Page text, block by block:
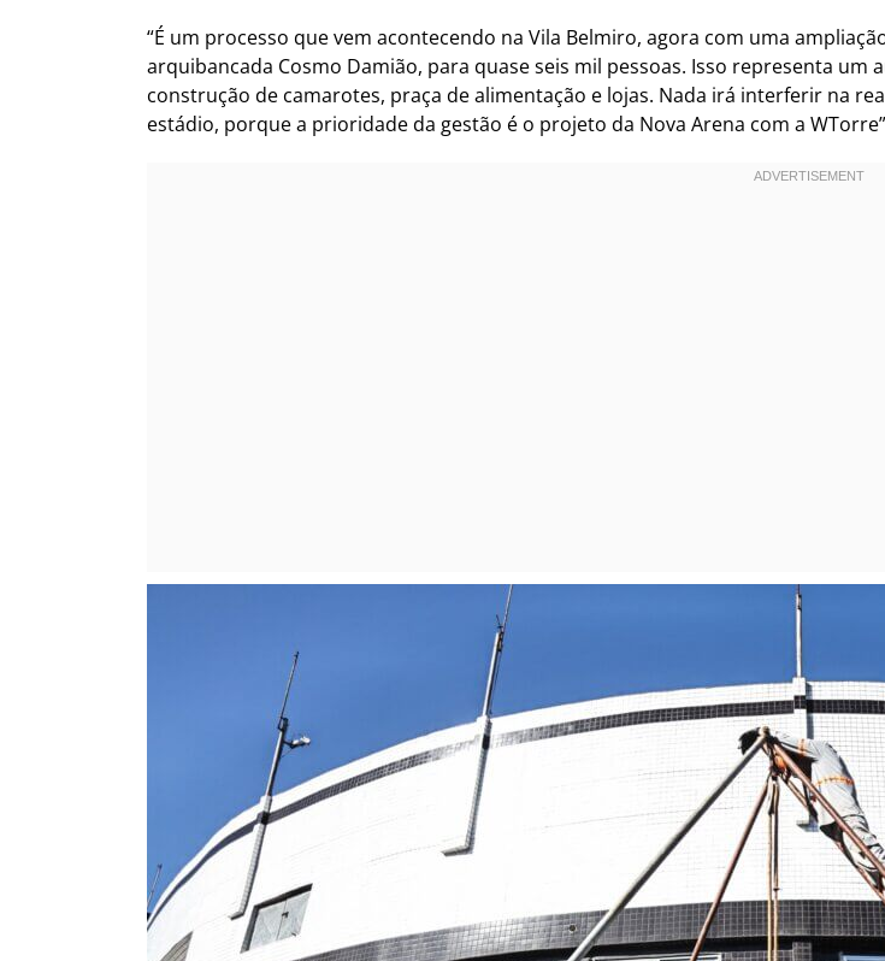
“É um processo que vem acontecendo na Vila Belmiro, agora com uma
arquibancada Cosmo Damião, para quase seis mil pessoas. Isso representa
construção de camarotes, praça de alimentação e lojas. Nada irá interferir na
estádio, porque a prioridade da gestão é o projeto da Nova Arena com a